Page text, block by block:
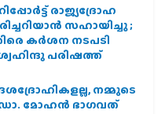
രാജ്യദ്രോഹ
സഹായിച്ചു ;
കർശന നടപടി
പരിഷത്ത്
നമ്മുടെ
ഡോ. മോഹന്‍ ഭാഗവത്